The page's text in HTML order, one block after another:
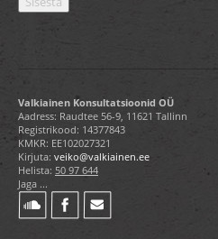
Valkiainen Konsultatsioonid OÜ
Aadress: Raudtee 56-9, 11621 Tallinn
Registrikood: 14377843
KMKR: EE102027321
Kirjuta: veiko@valkiainen.ee
Helista: 50 97 644
Jaga ...